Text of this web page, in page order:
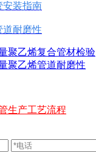
安装指南
道耐磨性
聚乙烯复合管材检验
聚乙烯管道耐磨性
生产工艺流程